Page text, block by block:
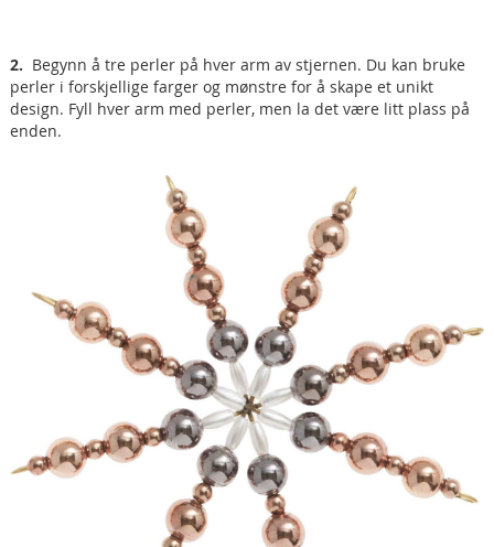
2. Begynn å tre perler på hver arm av stjernen. Du kan bruke
perler i forskjellige farger og mønstre for å skape et unikt
design. Fyll hver arm med perler, men la det være litt plass på
enden.